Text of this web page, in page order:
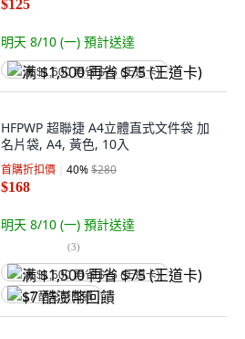
$125
明天 8/10 (一) 預計送達
满 $1,500 再省 $75 (王道卡)
HFPWP 超聯捷 A4立體直式文件袋 加
名片袋, A4, 黃色, 10入
首購折扣價 40%$280
$168
明天 8/10 (一) 預計送達
(3)
满 $1,500 再省 $75 (王道卡)
$7 酷澎幣回饋